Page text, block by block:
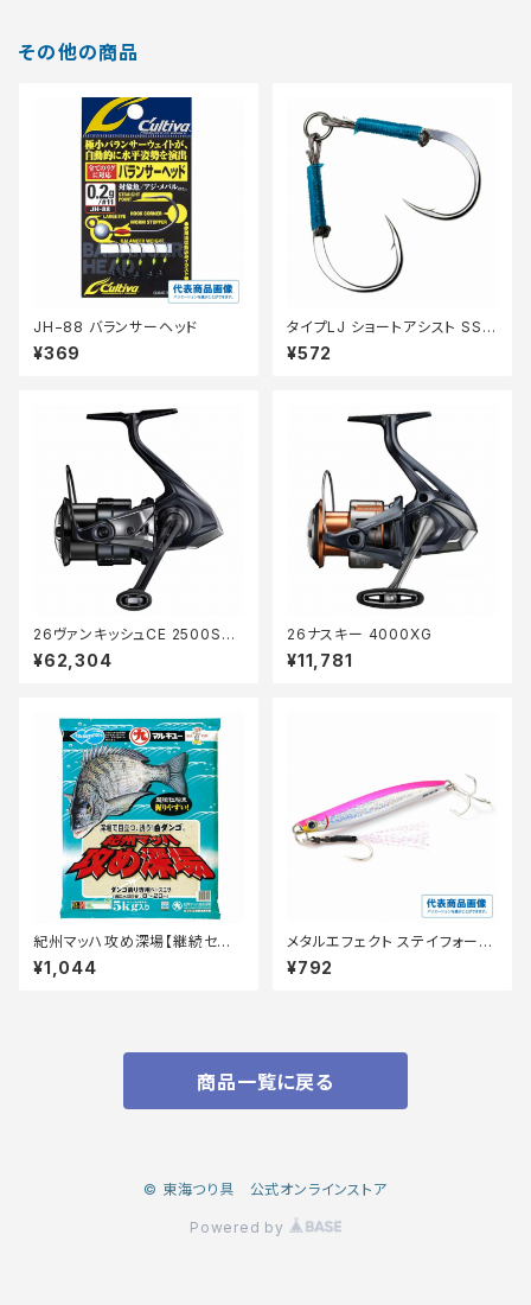
その他の商品
JH−88 バランサーヘッド
¥369
タイプLJ ショートアシスト SS E
U−E01Ｗ 001
¥572
26ヴァンキッシュCE 2500SH
G
¥62,304
26ナスキー 4000XG
¥11,781
紀州マッハ攻め深場【継続セー
ル_エサ】
¥1,044
メタルエフェクト ステイフォール
30ｇ 【船越サーフおすすめ】
¥792
商品一覧に戻る
© 東海つり具 公式オンラインストア
Powered by